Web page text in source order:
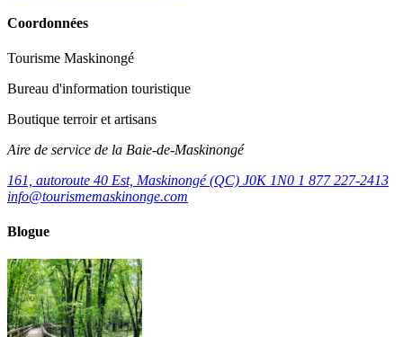
Coordonnées
Tourisme Maskinongé
Bureau d'information touristique
Boutique terroir et artisans
Aire de service de la Baie-de-Maskinongé
161, autoroute 40 Est, Maskinongé (QC) J0K 1N0 1 877 227-2413
info@tourismemaskinonge.com
Blogue